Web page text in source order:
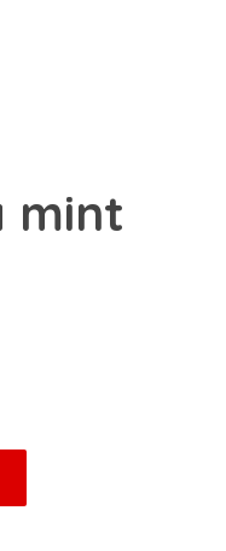
mint
KM.